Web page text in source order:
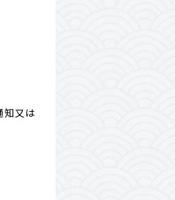
知又は